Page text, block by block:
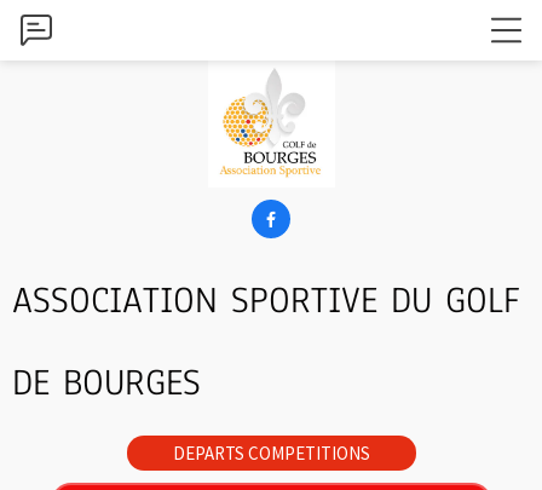

ASSOCIATION SPORTIVE DU GOLF
DE BOURGES
DEPARTS COMPETITIONS